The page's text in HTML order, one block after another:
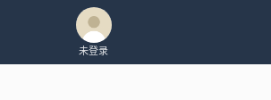
未登录